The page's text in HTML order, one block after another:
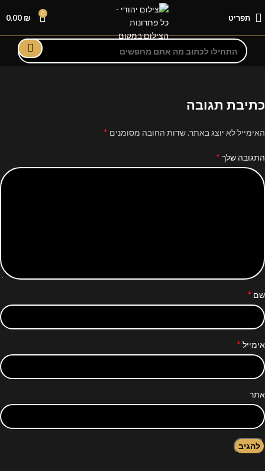
תפריט 0
0.00 ₪
כתיבת תגובה
האימייל לא יוצג באתר.שדות החובה מסומנים *
התגובה שלך *
שם *
אימייל *
אתר